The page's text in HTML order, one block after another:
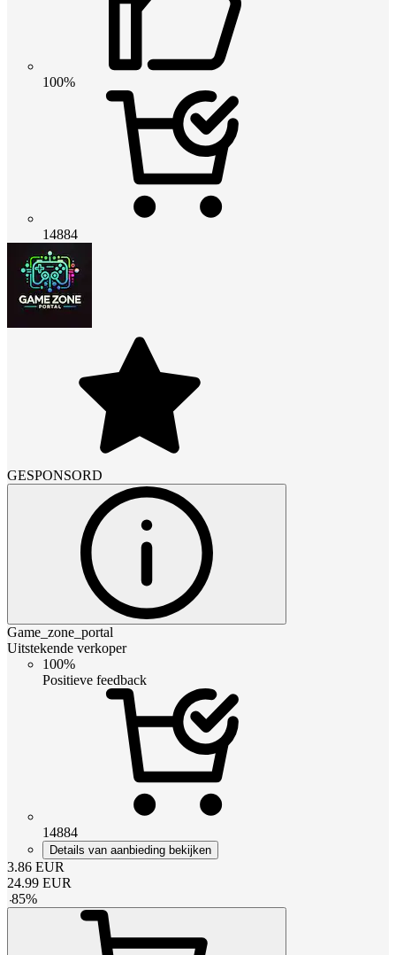
100%
14884
GESPONSORD
Game_zone_portal
Uitstekende verkoper
100%
Positieve feedback
14884
Details van aanbieding bekijken
3.86 EUR
24.99 EUR
-85%